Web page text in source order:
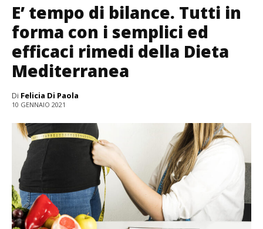
E’ tempo di bilance. Tutti in
forma con i semplici ed
efficaci rimedi della Dieta
Mediterranea
Di Felicia Di Paola
10 GENNAIO 2021